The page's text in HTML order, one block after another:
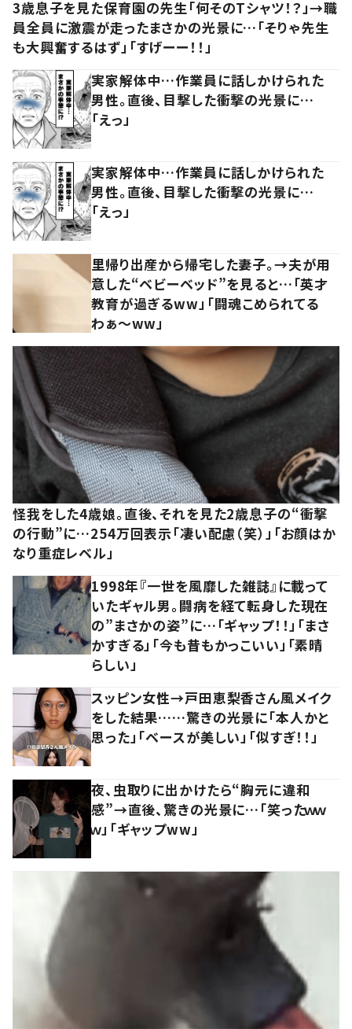
3歳息子を見た保育園の先生「何そのTシャツ！？」→職
員全員に激震が走ったまさかの光景に…「そりゃ先生
も大興奮するはず」「すげーー！！」
実家解体中…作業員に話しかけられた
男性。直後、目撃した衝撃の光景に…
「えっ」
実家解体中…作業員に話しかけられた
男性。直後、目撃した衝撃の光景に…
「えっ」
里帰り出産から帰宅した妻子。→夫が用
意した“ベビーベッド”を見ると…「英才
教育が過ぎるww」「闘魂こめられてる
わぁ～ww」
怪我をした4歳娘。直後、それを見た2歳息子の“衝撃
の行動”に…254万回表示「凄い配慮（笑）」「お顔はか
なり重症レベル」
1998年『一世を風靡した雑誌』に載って
いたギャル男。闘病を経て転身した現在
の”まさかの姿”に…「ギャップ！！」「まさ
かすぎる」「今も昔もかっこいい」「素晴
らしい」
スッピン女性→戸田恵梨香さん風メイク
をした結果……驚きの光景に「本人かと
思った」「ベースが美しい」「似すぎ！！」
夜、虫取りに出かけたら“胸元に違和
感”→直後、驚きの光景に…「笑ったｗｗ
ｗ」「ギャップww」